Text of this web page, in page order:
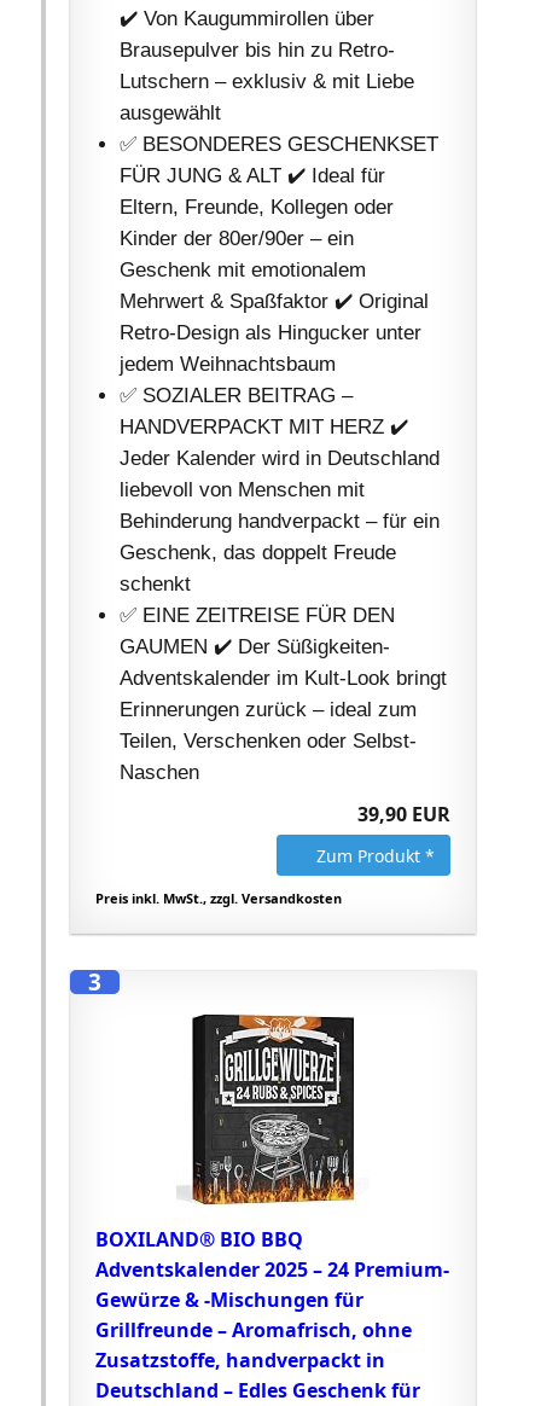
✔️ Von Kaugummirollen über
Brausepulver bis hin zu Retro-
Lutschern – exklusiv & mit Liebe
ausgewählt
✅ BESONDERES GESCHENKSET
FÜR JUNG & ALT ✔️ Ideal für
Eltern, Freunde, Kollegen oder
Kinder der 80er/90er – ein
Geschenk mit emotionalem
Mehrwert & Spaßfaktor ✔️ Original
Retro-Design als Hingucker unter
jedem Weihnachtsbaum
✅ SOZIALER BEITRAG –
HANDVERPACKT MIT HERZ ✔️
Jeder Kalender wird in Deutschland
liebevoll von Menschen mit
Behinderung handverpackt – für ein
Geschenk, das doppelt Freude
schenkt
✅ EINE ZEITREISE FÜR DEN
GAUMEN ✔️ Der Süßigkeiten-
Adventskalender im Kult-Look bringt
Erinnerungen zurück – ideal zum
Teilen, Verschenken oder Selbst-
Naschen
39,90 EUR
Zum Produkt *
Preis inkl. MwSt., zzgl. Versandkosten
3
BOXILAND® BIO BBQ
Adventskalender 2025 – 24 Premium-
Gewürze & -Mischungen für
Grillfreunde – Aromafrisch, ohne
Zusatzstoffe, handverpackt in
Deutschland – Edles Geschenk für